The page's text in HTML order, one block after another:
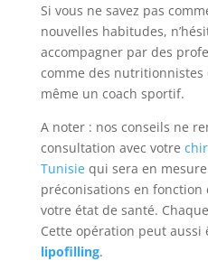
Si vous ne savez pas
nouvelles habitudes,
accompagner par des
comme des
même un coach sportif.
A noter : nos conseils ne
consultation avec votre
Tunisiequi sera en
préconisations en
votre état de santé.
Cette opération peut aussi
lipofilling.